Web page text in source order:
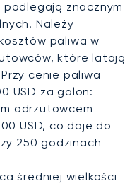
znacznym
Należy
paliwa w
które latają
cenie paliwa
USD za galon:
odrzutowcem
USD, co daje do
250 godzinach
średniej wielkości